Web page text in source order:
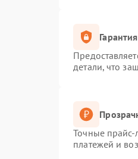
детали, что
Точные прайс-
платежей и